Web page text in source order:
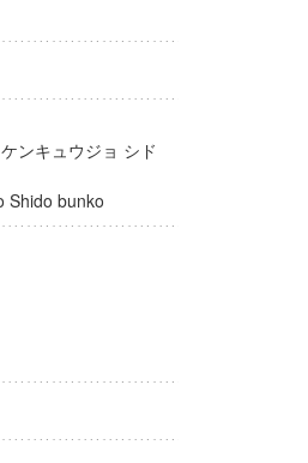
ンキュウジョ シド
Shido bunko